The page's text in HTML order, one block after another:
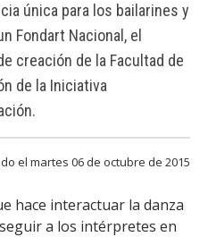
Egresadas/os
única para los bailarines y
Fondart Nacional, el
creación de la Facultad de
de la Iniciativa
el martes 06 de octubre de 2015
hace interactuar la danza
a los intérpretes en